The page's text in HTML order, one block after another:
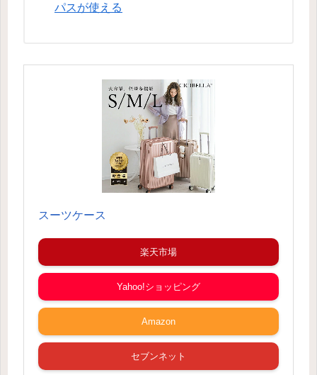
パスが使える
スーツケース
楽天市場
Yahoo!ショッピング
Amazon
セブンネット